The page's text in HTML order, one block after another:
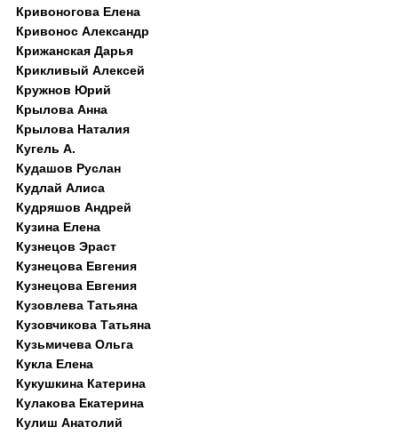
Кривоногова Елена
Кривонос Александр
Крижанская Дарья
Крикливый Алексей
Кружнов Юрий
Крылова Анна
Крылова Наталия
Кугель А.
Кудашов Руслан
Кудлай Алиса
Кудряшов Андрей
Кузина Елена
Кузнецов Эраст
Кузнецова Евгения
Кузнецова Евгения
Кузовлева Татьяна
Кузовчикова Татьяна
Кузьмичева Ольга
Кукла Елена
Кукушкина Катерина
Кулакова Екатерина
Кулиш Анатолий